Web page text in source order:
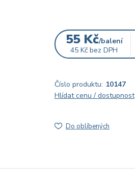
55 Kč/balení
45 Kč bez DPH
Číslo produktu: 10147
Hlídat cenu / dostupnost
Do oblíbených